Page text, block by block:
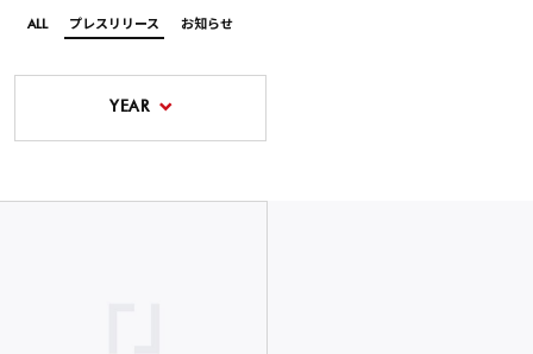
ALL プレスリリース お知らせ
YEAR